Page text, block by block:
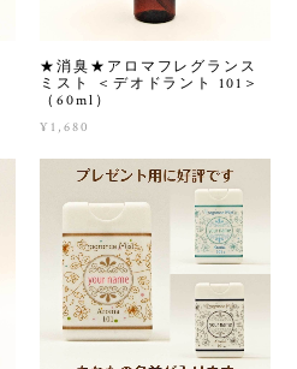
★消臭★アロマフレグランス
ミスト ＜デオドラント 101＞
（60ml）
¥1,680